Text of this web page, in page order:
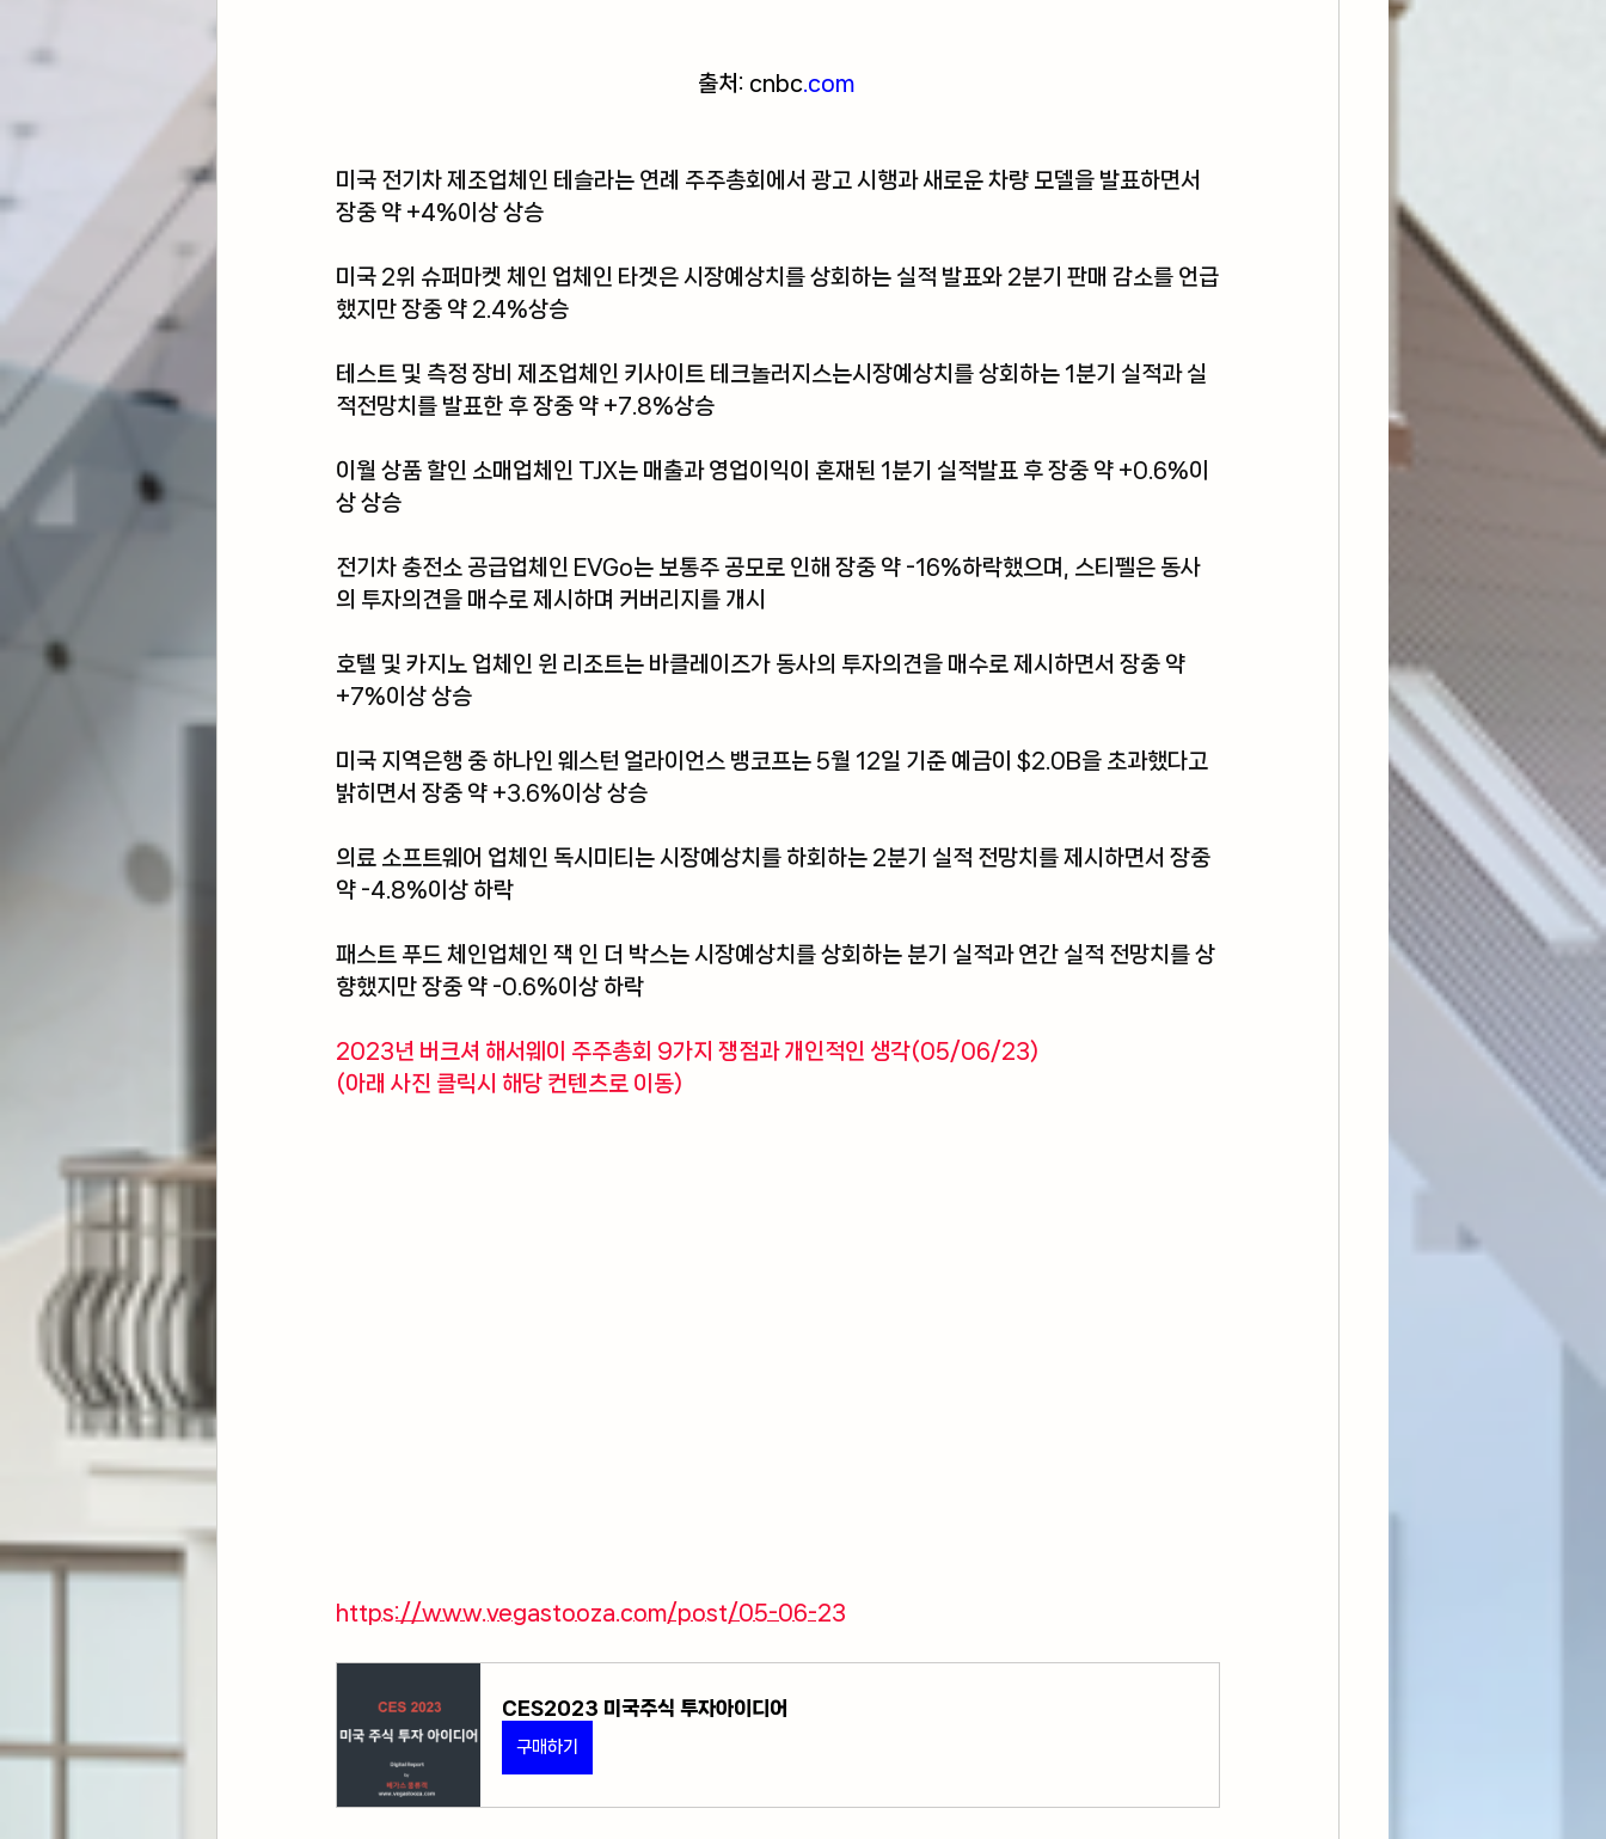
출처: cnbc.com
미국 전기차 제조업체인 테슬라는 연례 주주총회에서 광고 시행과 새로운 차량 모델을 발표하면서
장중 약 +4%이상 상승
미국 2위 슈퍼마켓 체인 업체인 타겟은 시장예상치를 상회하는 실적 발표와 2분기 판매 감소를 언급
했지만 장중 약 2.4%상승
테스트 및 측정 장비 제조업체인 키사이트 테크놀러지스는시장예상치를 상회하는 1분기 실적과 실
적전망치를 발표한 후 장중 약 +7.8%상승
이월 상품 할인 소매업체인 TJX는 매출과 영업이익이 혼재된 1분기 실적발표 후 장중 약 +0.6%이
상 상승
전기차 충전소 공급업체인 EVGo는 보통주 공모로 인해 장중 약 -16%하락했으며, 스티펠은 동사
의 투자의견을 매수로 제시하며 커버리지를 개시
호텔 및 카지노 업체인 윈 리조트는 바클레이즈가 동사의 투자의견을 매수로 제시하면서 장중 약
+7%이상 상승
미국 지역은행 중 하나인 웨스턴 얼라이언스 뱅코프는 5월 12일 기준 예금이 $2.0B을 초과했다고
밝히면서 장중 약 +3.6%이상 상승
의료 소프트웨어 업체인 독시미티는 시장예상치를 하회하는 2분기 실적 전망치를 제시하면서 장중
약 -4.8%이상 하락
패스트 푸드 체인업체인 잭 인 더 박스는 시장예상치를 상회하는 분기 실적과 연간 실적 전망치를 상
향했지만 장중 약 -0.6%이상 하락
2023년 버크셔 해서웨이 주주총회 9가지 쟁점과 개인적인 생각(05/06/23)
(아래 사진 클릭시 해당 컨텐츠로 이동)
https://www.vegastooza.com/post/05-06-23
CES2023 미국주식 투자아이디어
구매하기